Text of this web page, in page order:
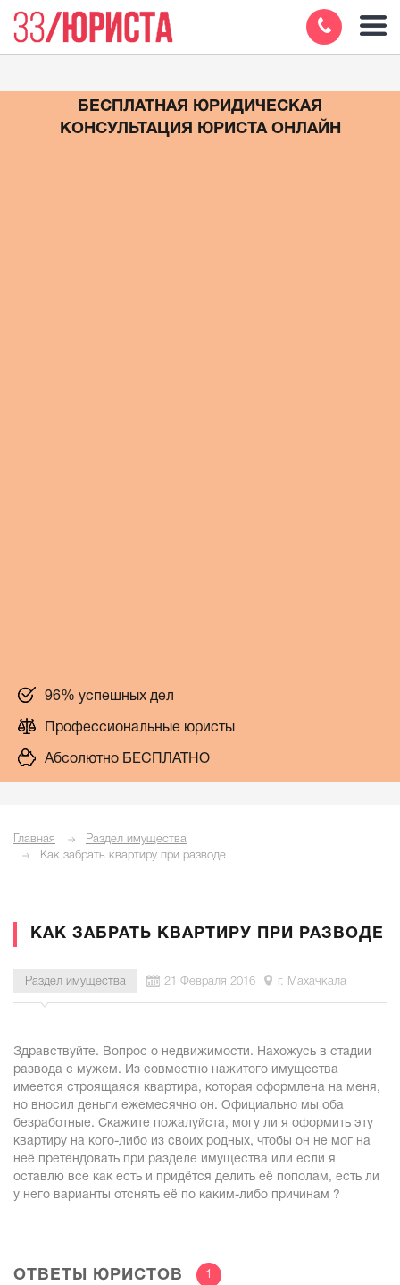
БЕСПЛАТНАЯ ЮРИДИЧЕСКАЯ
КОНСУЛЬТАЦИЯ ЮРИСТА ОНЛАЙН
96% успешных дел
Профессиональные юристы
Абсолютно БЕСПЛАТНО
Главная
Раздел имущества
Как забрать квартиру при разводе
КАК ЗАБРАТЬ КВАРТИРУ ПРИ РАЗВОДЕ
Раздел имущества 21 Февраля 2016 г. Махачкала
Здравствуйте. Вопрос о недвижимости. Нахожусь в стадии
развода с мужем. Из совместно нажитого имущества
имеется строящаяся квартира, которая оформлена на меня,
но вносил деньги ежемесячно он. Официально мы оба
безработные. Скажите пожалуйста, могу ли я оформить эту
квартиру на кого-либо из своих родных, чтобы он не мог на
неё претендовать при разделе имущества или если я
оставлю все как есть и придётся делить её пополам, есть ли
у него варианты отснять её по каким-либо причинам ?
ОТВЕТЫ ЮРИСТОВ 1